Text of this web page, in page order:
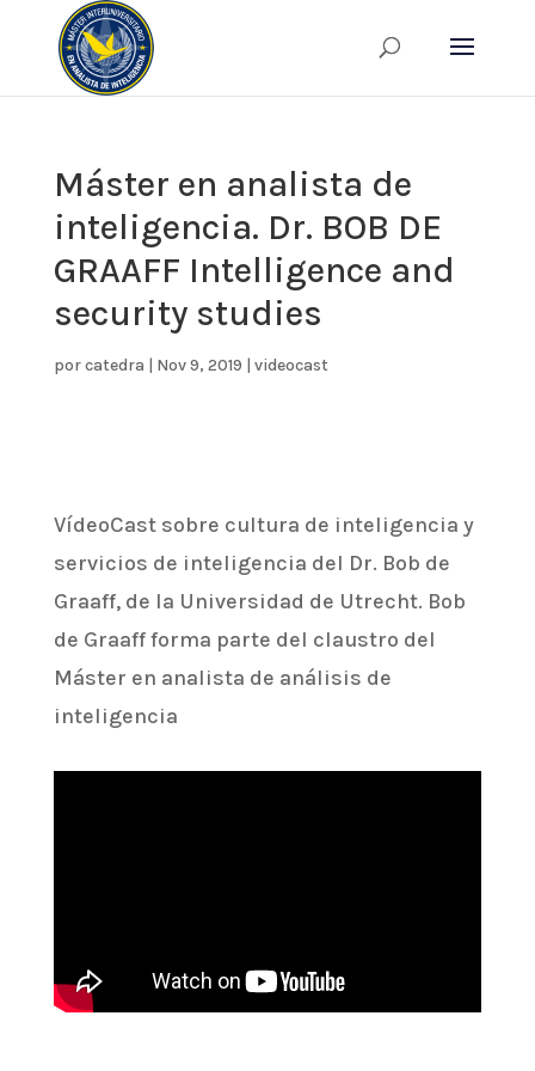
Máster en analista de
inteligencia. Dr. BOB DE
GRAAFF Intelligence and
security studies
porcatedra | Nov 9, 2019 | videocast
VídeoCast sobre cultura de inteligencia y
servicios de inteligencia del Dr. Bob de
Graaff, de la Universidad de Utrecht. Bob
de Graaff forma parte del claustro del
Máster en analista de análisis de
inteligencia